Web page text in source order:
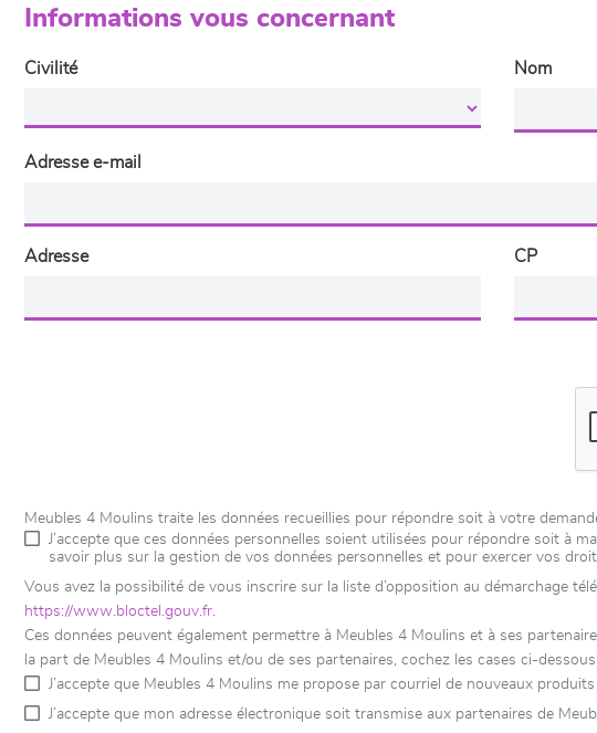
Informations vous concernant
Civilité Nom
Adresse e-mail
Adresse CP
Meubles 4 Moulins traite les données recueillies pour répondre soit à votre
J’accepte que ces données personnelles soient utilisées pour répondre soit à
savoir plus sur la gestion de vos données personnelles et pour exercer vos
Vous avez la possibilité de vous inscrire sur la liste d’opposition au démarchage
https://www.bloctel.gouv.fr.
Ces données peuvent également permettre à Meubles 4 Moulins et à ses
la part de Meubles 4 Moulins et/ou de ses partenaires, cochez les cases ci-dessous
J’accepte que Meubles 4 Moulins me propose par courriel de nouveaux
J’accepte que mon adresse électronique soit transmise aux partenaires de